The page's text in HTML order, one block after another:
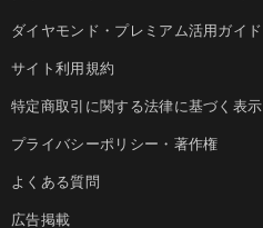
ダイヤモンド・プレミアム活用ガイド
サイト利用規約
特定商取引に関する法律に基づく表示
プライバシーポリシー・著作権
よくある質問
広告掲載